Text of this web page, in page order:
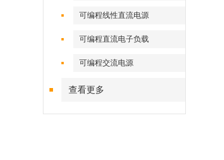
可编程线性直流电源
可编程直流电子负载
可编程交流电源
查看更多